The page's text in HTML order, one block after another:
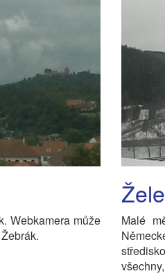
Webkamera může
Malé